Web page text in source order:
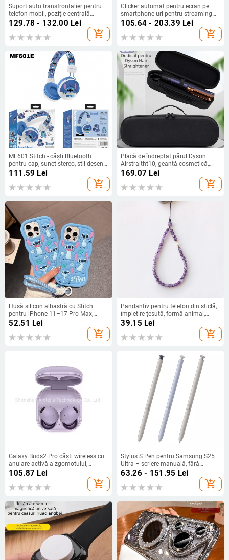
Suport auto transfrontalier pentru
telefon mobil, poziție centrală
pentru pahar cu apă, suport
navigație, suport pentru scaunul
129.78 - 132.00 Lei
add_shopping_cart
Clicker automat pentru ecran pe
smartphone-uri pentru streaming
live — gadget silențios cu inimă
105.64 - 203.39 Lei
add_shopping_cart
MF601 Stitch - căști Bluetooth
pentru cap, sunet stereo, stil desen
animat
111.59 Lei
add_shopping_cart
Placă de îndreptat părul Dyson
Airstraitht10, geantă cosmetică,
anti-cădere și anti-presiune, placă
de îndreptat părul portabilă Dyson
cu fermoar
169.07 Lei
add_shopping_cart
Husă silicon albastră cu Stitch
pentru iPhone 11–17 Pro Max,
design cu margine curbată și
52.51 Lei
add_shopping_cart
Pandantiv pentru telefon din sticlă,
împletire țesută, formă animal,
decorativ (Material: Sticlă; Împletire:
Țesut; Formă: Animal; Funcție:
Decorativ)
39.15 Lei
add_shopping_cart
Galaxy Buds2 Pro căști wireless cu
anulare activă a zgomotului,
carcasă din plasă metalică R510
105.87 Lei
add_shopping_cart
Stylus S Pen pentru Samsung S25
Ultra – scriere manuală, fără
Bluetooth
63.26 - 151.95 Lei
add_shopping_cart